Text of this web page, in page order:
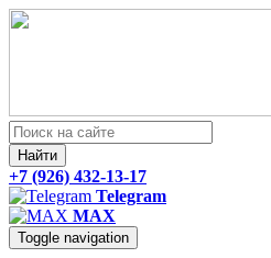
Найти
+7 (926) 432-13-17
Telegram
MAX
Toggle navigation